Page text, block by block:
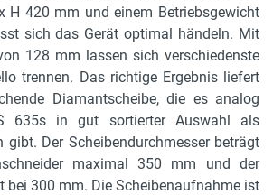
H 420 mm und einem Betriebsgewicht
sich das Gerät optimal händeln. Mit
128 mm lassen sich verschiedenste
trennen. Das richtige Ergebnis liefert
Diamantscheibe, die es analog
635s in gut sortierter Auswahl als
gibt. Der Scheibendurchmesser beträgt
maximal 350 mm und der
bei 300 mm. Die Scheibenaufnahme ist